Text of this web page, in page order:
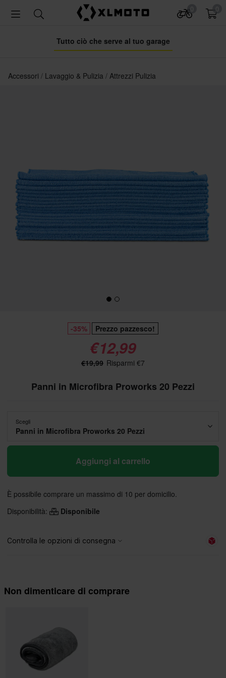
Tutto ciò che serve al tuo garage
Accessori Lavaggio & Pulizia Attrezzi Pulizia
-35% Prezzo pazzesco!
€12,99
€19,99 Risparmi €7
Panni in Microfibra Proworks 20 Pezzi
Scegli
Panni in Microfibra Proworks 20 Pezzi
Aggiungi al carrello
È possibile comprare un massimo di 10 per domicilio.
Disponibilità:
Disponibile
Non dimenticare di comprare